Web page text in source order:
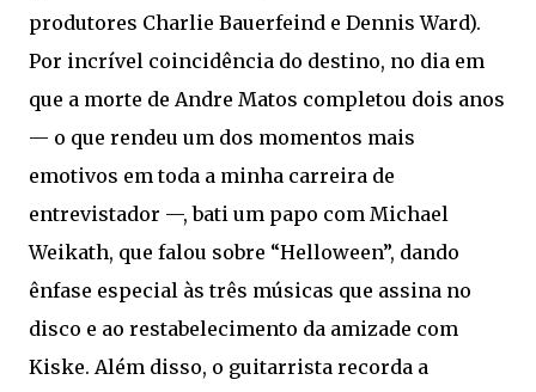
produtores Charlie Bauerfeind e Dennis Ward).
Por incrível coincidência do destino, no dia em
que a morte de Andre Matos completou dois anos
— o que rendeu um dos momentos mais
emotivos em toda a minha carreira de
entrevistador —, bati um papo com Michael
Weikath, que falou sobre “Helloween”, dando
ênfase especial às três músicas que assina no
disco e ao restabelecimento da amizade com
Kiske. Além disso, o guitarrista recorda a